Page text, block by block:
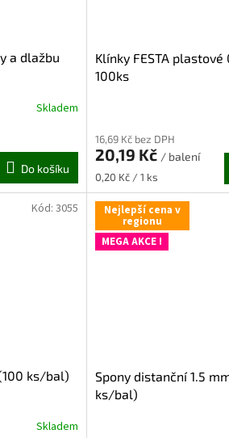
a dlažbu
Skladem
Do košíku
Klínky FESTA
100ks
16,69 Kč bez DPH
20,19 Kč / balení
Měrná
cena:
0,20 Kč / 1 ks
ks/bal)
Skladem
Kód: 3055 Nejlepší cena v
regionu
MEGA AKCE !
Spony distanční 1.5
ks/bal)